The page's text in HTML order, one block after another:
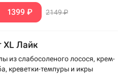
1399 ₽ 2149 ₽
XL Лайк
из слабосоленого лосося, крем-
креветки-темпуры и икры